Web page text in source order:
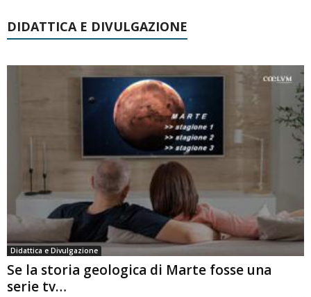
DIDATTICA E DIVULGAZIONE
Didattica e Divulgazione
Se la storia geologica di Marte fosse una
serie tv…